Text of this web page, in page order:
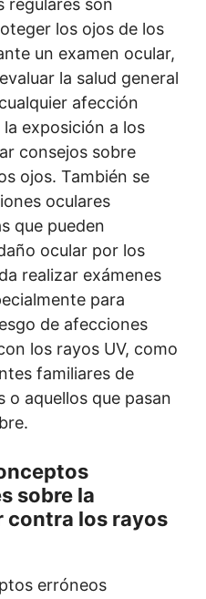
regulares son
los ojos de los
un examen ocular,
la salud general
afección
exposición a los
consejos sobre
ojos. También se
oculares
que pueden
ocular por los
realizar exámenes
para
de afecciones
los rayos UV, como
familiares de
o aquellos que pasan
sobre la
contra los rayos
erróneos